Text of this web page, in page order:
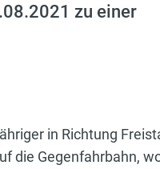
zu einer
in Richtung
die Gegenfahrbahn,